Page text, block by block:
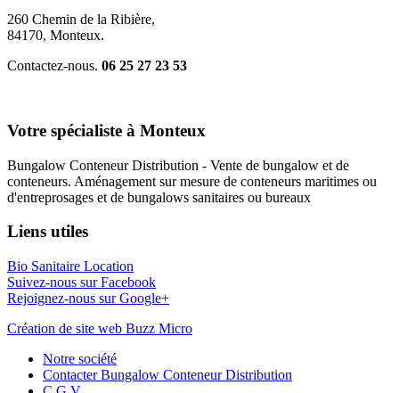
260 Chemin de la Ribière,
84170, Monteux.
Contactez-nous. 06 25 27 23 53
Votre spécialiste à Monteux
Bungalow Conteneur Distribution - Vente de bungalow et de
conteneurs. Aménagement sur mesure de conteneurs maritimes ou
d'entreprosages et de bungalows sanitaires ou bureaux
Liens utiles
Bio Sanitaire Location
Suivez-nous sur Facebook
Rejoignez-nous sur Google+
Création de site web Buzz Micro
Notre société
Contacter Bungalow Conteneur Distribution